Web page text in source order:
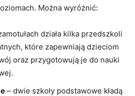
Można wyróżnić:
działa kilka przedszkoli
które zapewniają dzieciom
oraz przygotowują je do nauki
– dwie szkoły podstawowe kładą